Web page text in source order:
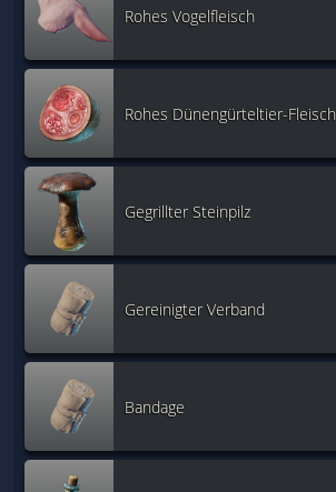
Rohes Vogelfleisch
Rohes Dünengürteltier-Fleisch
Gegrillter Steinpilz
Gereinigter Verband
Bandage